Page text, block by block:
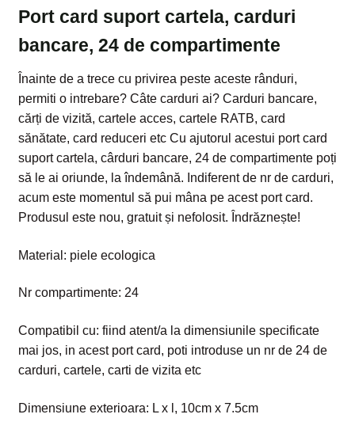
Port card suport cartela, carduri
bancare, 24 de compartimente
Înainte de a trece cu privirea peste aceste rânduri,
permiti o intrebare? Câte carduri ai? Carduri bancare,
cărți de vizită, cartele acces, cartele RATB, card
sănătate, card reduceri etc Cu ajutorul acestui port card
suport cartela, cârduri bancare, 24 de compartimente poți
să le ai oriunde, la îndemână. Indiferent de nr de carduri,
acum este momentul să pui mâna pe acest port card.
Produsul este nou, gratuit și nefolosit. Îndrăznește!
Material: piele ecologica
Nr compartimente: 24
Compatibil cu: fiind atent/a la dimensiunile specificate
mai jos, in acest port card, poti introduse un nr de 24 de
carduri, cartele, carti de vizita etc
Dimensiune exterioara: L x l, 10cm x 7.5cm